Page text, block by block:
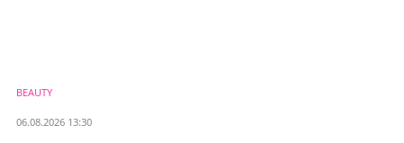
BEAUTY
06.08.2026 13:30